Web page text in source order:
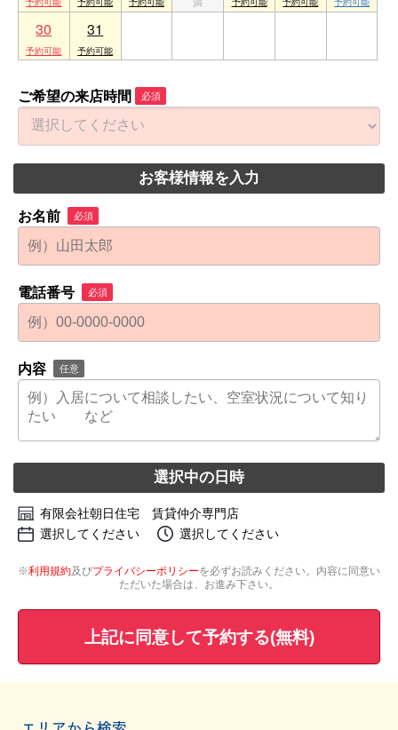
30 31
ご希望の来店時間 必須
お客様情報を入力
お名前 必須
電話番号 必須
内容 任意
選択中の日時
有限会社朝日住宅 賃貸仲介専門店
選択してください
選択してください
※利用規約及びプライバシーポリシーを必ずお読みください。内容に同意い
ただいた場合は、お進み下さい。
上記に同意して予約する(無料)